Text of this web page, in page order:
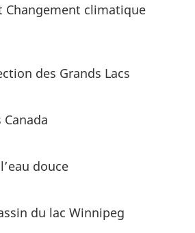
Changement climatique
des Grands Lacs
Canada
douce
du lac Winnipeg